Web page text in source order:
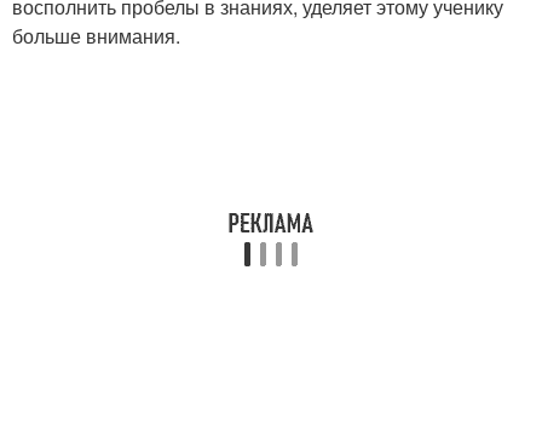
восполнить пробелы в знаниях, уделяет этому ученику
больше внимания.